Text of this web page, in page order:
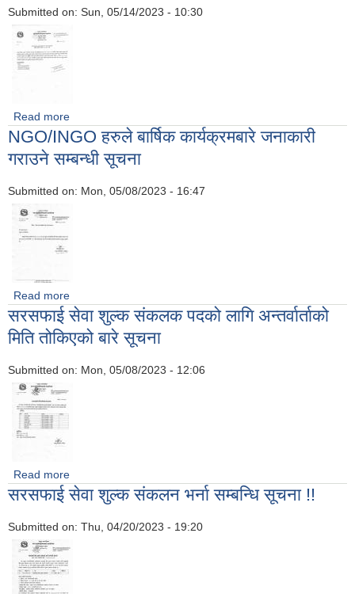
Submitted on: Sun, 05/14/2023 - 10:30
Read more
NGO/INGO हरुले बार्षिक कार्यक्रमबारे जनाकारी
गराउने सम्बन्धी सूचना
Submitted on: Mon, 05/08/2023 - 16:47
Read more
सम्बन्धी सूचना
सरसफाई सेवा शुल्क संकलक पदको लागि अन्तर्वार्ताको
मिति तोकिएको बारे सूचना
Submitted on: Mon, 05/08/2023 - 12:06
Read more
तोकिएको बारे सूचना
सरसफाई सेवा शुल्क संकलन भर्ना सम्बन्धि सूचना !!
Submitted on: Thu, 04/20/2023 - 19:20